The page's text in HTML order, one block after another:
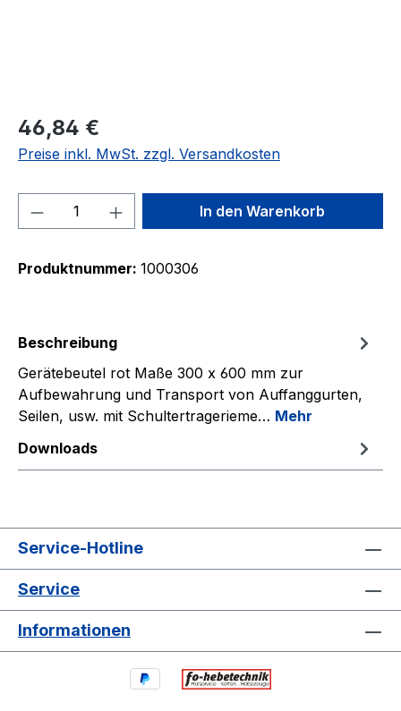
46,84 €
Preise inkl. MwSt. zzgl. Versandkosten
Produkt Anzahl: Gib denIn den Warenkorb
Produktnummer: 1000306
Beschreibung
Gerätebeutel rot Maße 300 x 600 mm zur
Aufbewahrung und Transport von Auffanggurten,
Seilen, usw. mit Schultertragerieme… Mehr
Downloads
Service-Hotline
Service
Informationen